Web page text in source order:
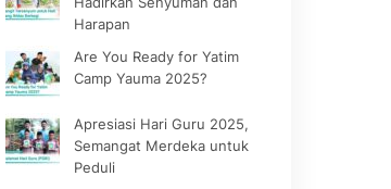
Harapan
Are You Ready for Yatim
Camp Yauma 2025?
Apresiasi Hari Guru 2025,
Semangat Merdeka untuk
Peduli